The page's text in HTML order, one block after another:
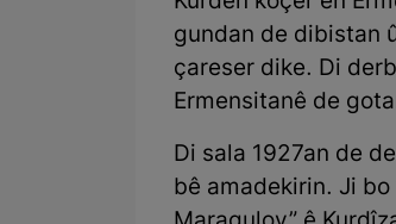
gundan de dibistan
çareser dike. Di
Ermensitanê de
Di sala 1927an de
bê amadekirin. Ji